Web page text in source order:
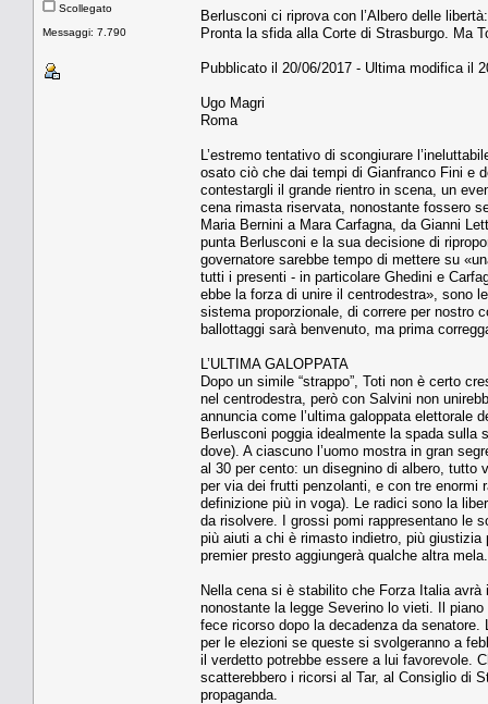
Scollegato
Messaggi: 7.790
Berlusconi ci riprova con l’Albero delle
Pronta la sfida alla Corte di Strasburgo. Ma
Pubblicato il 20/06/2017 - Ultima modifica il
Ugo Magri
Roma
L’estremo tentativo di scongiurare
osato ciò che dai tempi di Gianfranco Fini e
contestargli il grande rientro in scena, un
cena rimasta riservata, nonostante fossero
Maria Bernini a Mara Carfagna, da Gianni
punta Berlusconi e la sua decisione di
governatore sarebbe tempo di mettere su
tutti i presenti - in particolare Ghedini e
ebbe la forza di unire il centrodestra», sono
sistema proporzionale, di correre per nostro
ballottaggi sarà benvenuto, ma prima
L’ULTIMA GALOPPATA
Dopo un simile “strappo”, Toti non è certo
nel centrodestra, però con Salvini non
annuncia come l’ultima galoppata elettorale
Berlusconi poggia idealmente la spada
dove). A ciascuno l’uomo mostra in gran
al 30 per cento: un disegnino di albero, tutto
per via dei frutti penzolanti, e con tre enormi
definizione più in voga). Le radici sono la
da risolvere. I grossi pomi rappresentano le
più aiuti a chi è rimasto indietro, più
premier presto aggiungerà qualche altra mela.
Nella cena si è stabilito che Forza Italia
nonostante la legge Severino lo vieti. Il
fece ricorso dopo la decadenza da
per le elezioni se queste si svolgeranno a
il verdetto potrebbe essere a lui favorevole.
scatterebbero i ricorsi al Tar, al Consiglio di
propaganda.